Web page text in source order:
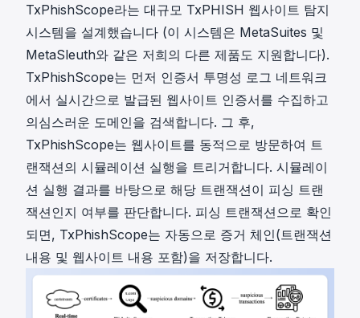
TxPhishScope라는 대규모 TxPHISH 웹사이트 탐지
시스템을 설계했습니다 (이 시스템은 MetaSuites 및
MetaSleuth와 같은 저희의 다른 제품도 지원합니다).
TxPhishScope는 먼저 인증서 투명성 로그 네트워크
에서 실시간으로 발급된 웹사이트 인증서를 수집하고
의심스러운 도메인을 검색합니다. 그 후,
TxPhishScope는 웹사이트를 동적으로 방문하여 트
랜잭션의 시뮬레이션 실행을 트리거합니다. 시뮬레이
션 실행 결과를 바탕으로 해당 트랜잭션이 피싱 트랜
잭션인지 여부를 판단합니다. 피싱 트랜잭션으로 확인
되면, TxPhishScope는 자동으로 증거 체인(트랜잭션
내용 및 웹사이트 내용 포함)을 저장합니다.